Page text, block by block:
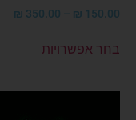
150.00
₪
–
350.00
₪
בחר אפשרויות